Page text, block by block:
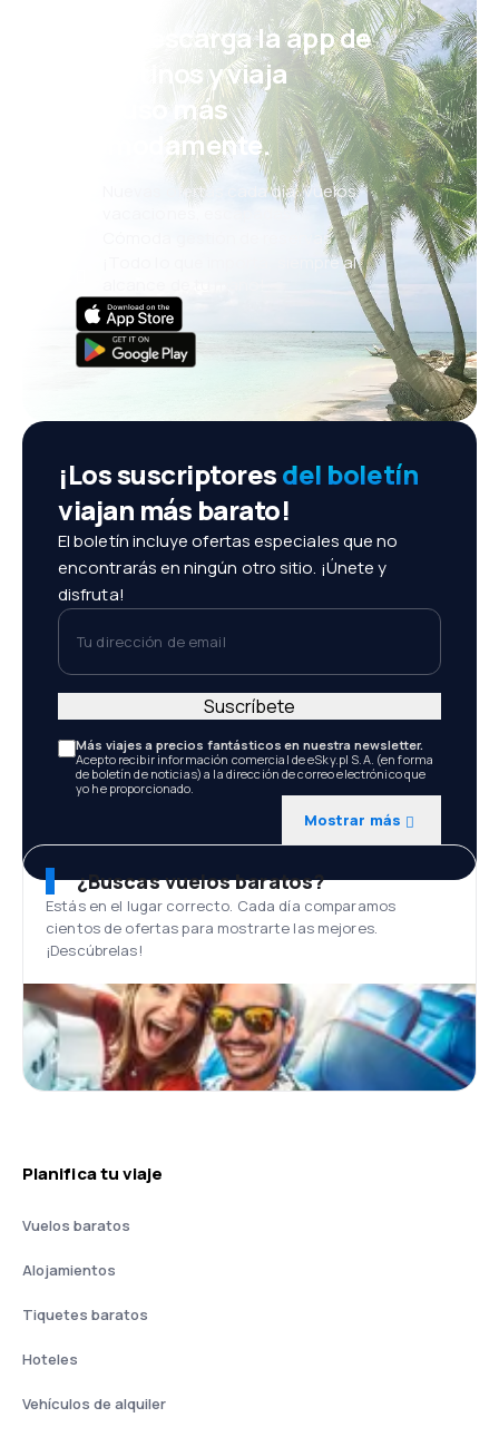
¡Eh! Descarga la app de
eDestinos y viaja
incluso más
cómodamente.
Nuevas ofertas cada día: vuelos,
vacaciones, escapadas
Cómoda gestión de reservas
¡Todo lo que importa, siempre al
¡Los suscriptoresdel boletín
viajan más barato!
El boletín incluye ofertas especiales que no
encontrarás en ningún otro sitio. ¡Únete y
disfruta!
Tu dirección de email
Más viajes a precios fantásticos en nuestra newsletter.
Acepto recibir información comercial de eSky.pl S.A. (en forma
de boletín de noticias) a la dirección de correo electrónico que
yo he proporcionado.
Mostrar más
Suscríbete
¿Buscas vuelos baratos?
Estás en el lugar correcto. Cada día comparamos
cientos de ofertas para mostrarte las mejores.
¡Descúbrelas!
Planifica tu viaje
Vuelos baratos
Alojamientos
Tiquetes baratos
Hoteles
Vehículos de alquiler